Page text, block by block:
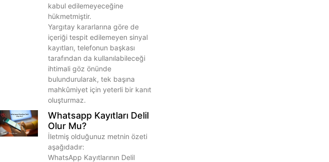
kabul edilemeyeceğine
hükmetmiştir.
Yargıtay kararlarına göre de
içeriği tespit edilemeyen sinyal
kayıtları, telefonun başkası
tarafından da kullanılabileceği
ihtimali göz önünde
bulundurularak, tek başına
mahkûmiyet için yeterli bir kanıt
oluşturmaz.
Whatsapp Kayıtları Delil
Olur Mu?
İletmiş olduğunuz metnin özeti
aşağıdadır:
WhatsApp Kayıtlarının Delil